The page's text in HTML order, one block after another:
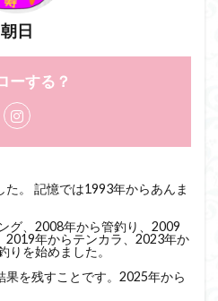
朝日
ーする？
。 記憶では1993年からあんま
グ、2008年から管釣り、2009
2019年からテンカラ、2023年か
りを始めました。
を残すことです。2025年から